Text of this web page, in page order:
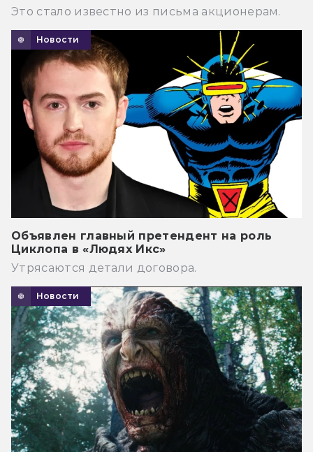
Это стало известно из письма акционерам.
Новости
Объявлен главный претендент на роль
Циклопа в «Людях Икс»
Утрясаются детали договора.
Новости